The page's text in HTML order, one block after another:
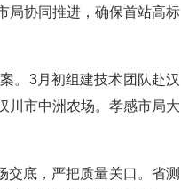
局协同推进，确保首站高标
。 3月初组建技术团队赴汉
川市中洲农场。孝感市局大
交底，严把质量关口。省测